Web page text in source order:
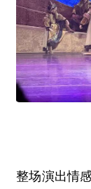
整场演出情